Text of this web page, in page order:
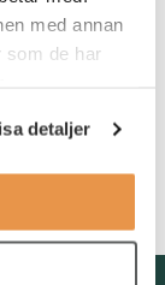
med annan
som de har
detaljer
är
och ansvar.